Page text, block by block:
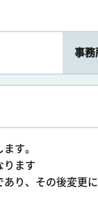
事務
す。
ります
り、その後変更